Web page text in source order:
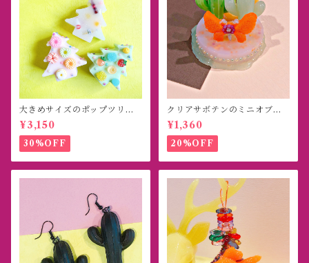
大きめサイズのポップツリー
オブジェ
¥3,150
30%OFF
クリアサボテンのミニオブジ
ェ
¥1,360
20%OFF